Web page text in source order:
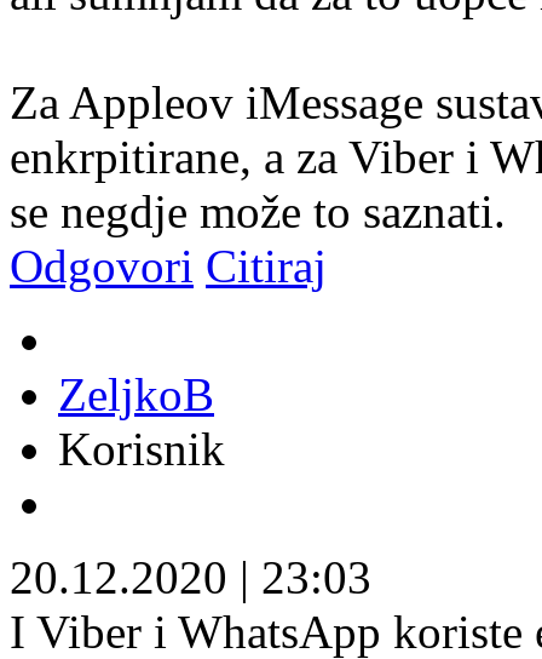
Za Appleov iMessage
enkrpitirane, a za Viber i
se negdje može to saznati.
Odgovori Citiraj
ZeljkoB
Korisnik
20.12.2020 | 23:03
I Viber i WhatsApp koriste